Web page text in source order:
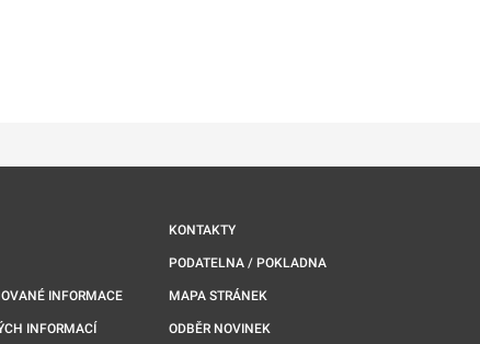
INFORMACE
INFORMACÍ
KONTAKTY
PODATELNA / POKLADNA
MAPA STRÁNEK
ODBĚR NOVINEK